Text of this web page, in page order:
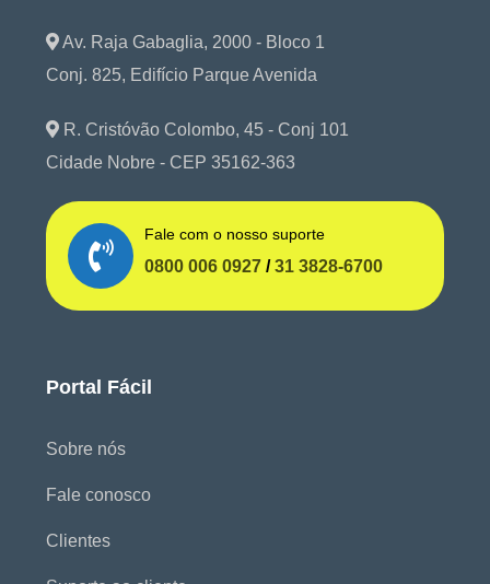
Av. Raja Gabaglia, 2000 - Bloco 1
Conj. 825, Edifício Parque Avenida
R. Cristóvão Colombo, 45 - Conj 101
Cidade Nobre - CEP 35162-363
Fale com o nosso suporte
0800 006 0927 /31 3828-6700
Portal Fácil
Sobre nós
Fale conosco
Clientes